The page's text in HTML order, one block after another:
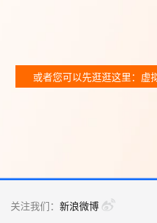
或者您可以先逛逛这里：虚